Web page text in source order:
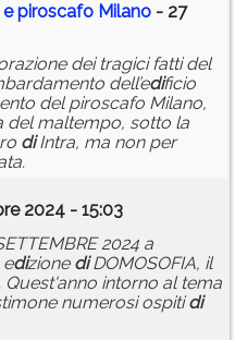
piroscafo Milano - 27
dei tragici fatti del
dell’edificio
del piroscafo Milano,
del maltempo, sotto la
diIntra, ma non per
2024 - 15:03
2024 a
dizione diDOMOSOFIA, il
Quest'anno intorno al tema
numerosi ospitidi